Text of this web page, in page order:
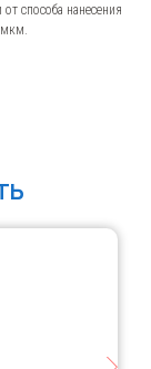
способа нанесения
мкм.